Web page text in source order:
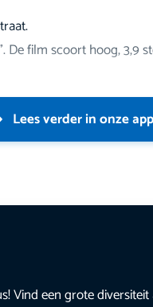
De film scoort hoog, 3,9
Lees verder in onze app
Vind een grote